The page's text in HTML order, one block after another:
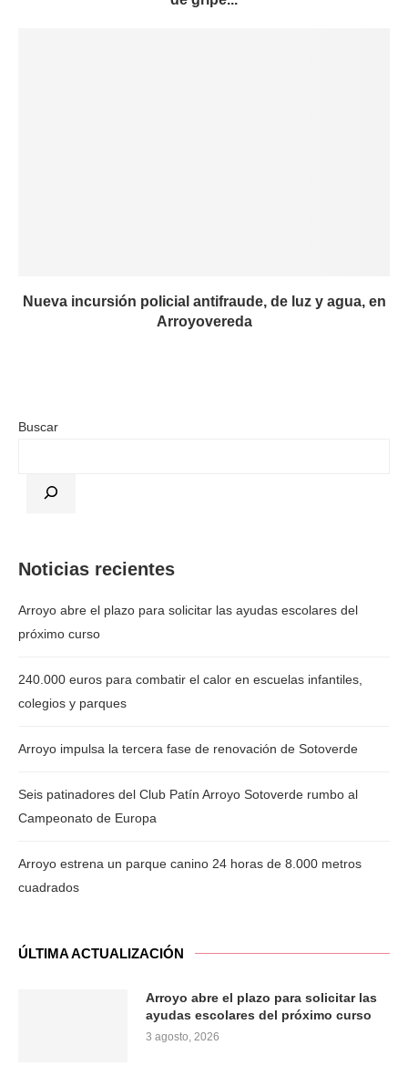
Nueva incursión policial antifraude, de luz y agua, en
Arroyovereda
Buscar
Noticias recientes
Arroyo abre el plazo para solicitar las ayudas escolares del
próximo curso
240.000 euros para combatir el calor en escuelas infantiles,
colegios y parques
Arroyo impulsa la tercera fase de renovación de Sotoverde
Seis patinadores del Club Patín Arroyo Sotoverde rumbo al
Campeonato de Europa
Arroyo estrena un parque canino 24 horas de 8.000 metros
cuadrados
ÚLTIMA ACTUALIZACIÓN
Arroyo abre el plazo para solicitar las
ayudas escolares del próximo curso
3 agosto, 2026